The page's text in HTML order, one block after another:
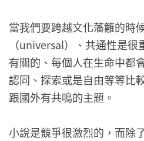
當我們要跨越文化藩籬的時
（universal）、共通性是
有關的、每個人在生命中都
認同、探索或是自由等等比
跟國外有共鳴的主題。
小說是競爭很激烈的，而除